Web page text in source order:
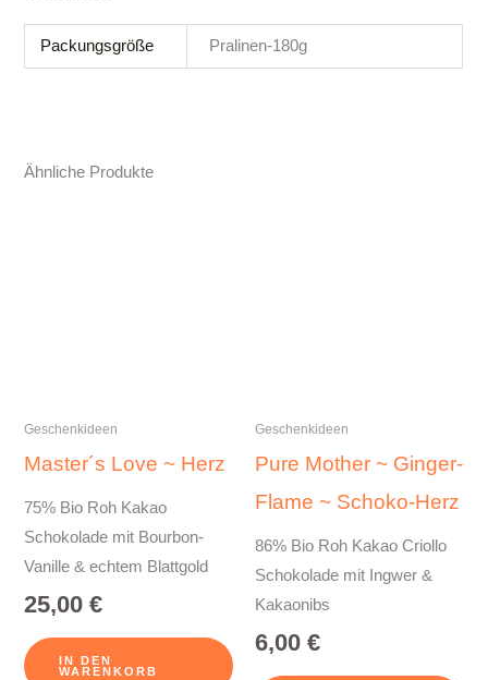
Packungsgröße Pralinen-180g
Ähnliche Produkte
Geschenkideen
Master´s Love ~ Herz
75% Bio Roh Kakao
Schokolade mit Bourbon-
Vanille & echtem Blattgold
25,00€
IN DEN
WARENKORB
Geschenkideen
Pure Mother ~ Ginger-
Flame ~ Schoko-Herz
86% Bio Roh Kakao Criollo
Schokolade mit Ingwer &
Kakaonibs
6,00 €